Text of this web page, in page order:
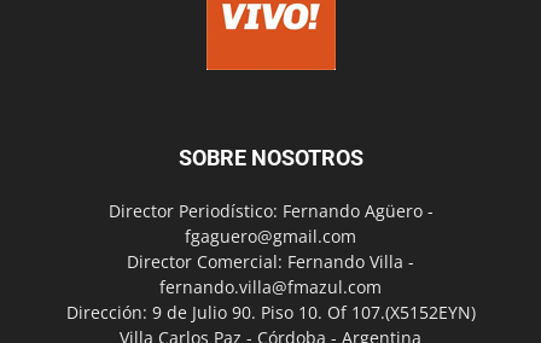
SOBRE NOSOTROS
Director Periodístico: Fernando Agüero -
fgaguero@gmail.com
Director Comercial: Fernando Villa -
fernando.villa@fmazul.com
Dirección: 9 de Julio 90. Piso 10. Of 107.(X5152EYN)
Villa Carlos Paz - Córdoba - Argentina